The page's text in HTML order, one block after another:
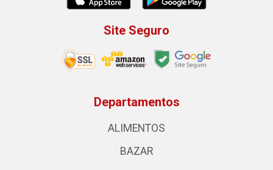
Site Seguro
Departamentos
ALIMENTOS
BAZAR